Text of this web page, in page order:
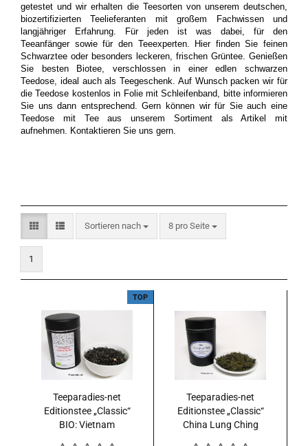
getestet und wir erhalten die Teesorten von unserem deutschen,
biozertifizierten Teelieferanten mit großem Fachwissen und
langjähriger Erfahrung. Für jeden ist was dabei, für den
Teeanfänger sowie für den Teeexperten. Hier finden Sie feinen
Schwarztee oder besonders leckeren, frischen Grüntee. Genießen
Sie besten Biotee, verschlossen in einer edlen schwarzen
Teedose, ideal auch als Teegeschenk. Auf Wunsch packen wir für
die Teedose kostenlos in Folie mit Schleifenband, bitte informieren
Sie uns dann entsprechend. Gern können wir für Sie auch eine
Teedose mit Tee aus unserem Sortiment als Artikel mit
aufnehmen. Kontaktieren Sie uns gern.
Sortieren nach
Sortieren nach 8 pro Seite
pro Seite
1
TOP
Teeparadies-net
Editionstee „Classic“
BIO: Vietnam
Teeparadies-net
Editionstee „Classic“
China Lung Ching